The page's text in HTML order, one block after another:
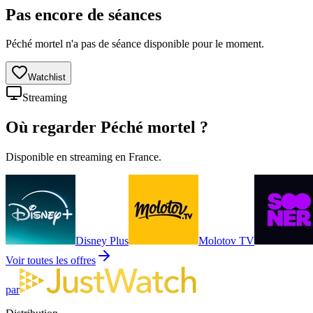
Pas encore de séances
Péché mortel n'a pas de séance disponible pour le moment.
Watchlist
Streaming
Où regarder Péché mortel ?
Disponible en streaming en France.
Disney Plus Molotov TV
Voir toutes les offres
par